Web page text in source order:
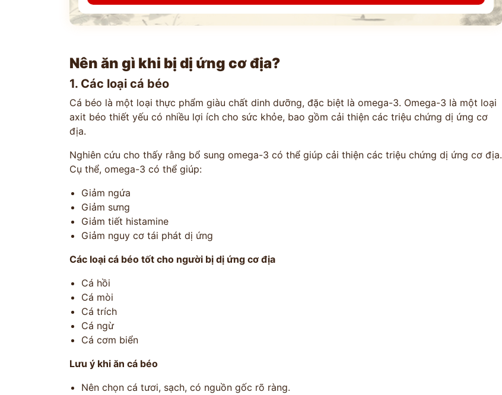
Nên ăn gì khi bị dị ứng cơ địa?
1. Các loại cá béo
Cá béo là một loại thực phẩm giàu chất dinh dưỡng, đặc biệt là omega-3. Omega-3 là một loại
axit béo thiết yếu có nhiều lợi ích cho sức khỏe, bao gồm cải thiện các triệu chứng dị ứng cơ
địa.
Nghiên cứu cho thấy rằng bổ sung omega-3 có thể giúp cải thiện các triệu chứng dị ứng cơ địa.
Cụ thể, omega-3 có thể giúp:
Giảm ngứa
Giảm sưng
Giảm tiết histamine
Giảm nguy cơ tái phát dị ứng
Các loại cá béo tốt cho người bị dị ứng cơ địa
Cá hồi
Cá mòi
Cá trích
Cá ngừ
Cá cơm biển
Lưu ý khi ăn cá béo
Nên chọn cá tươi, sạch, có nguồn gốc rõ ràng.